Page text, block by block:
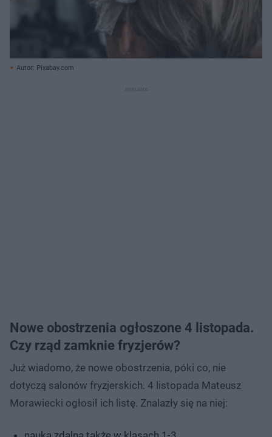
Autor: Pixabay.com
Nowe obostrzenia ogłoszone 4 listopada.
Czy rząd zamknie fryzjerów?
Już wiadomo, że nowe obostrzenia, póki co, nie
dotyczą salonów fryzjerskich. 4 listopada Mateusz
Morawiecki ogłosił ich listę. Znalazły się na niej: